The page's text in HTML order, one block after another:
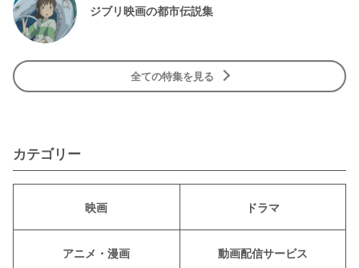
ジブリ映画の都市伝説集
全ての特集を見る
カテゴリー
映画 ドラマ
アニメ・漫画 動画配信サービス